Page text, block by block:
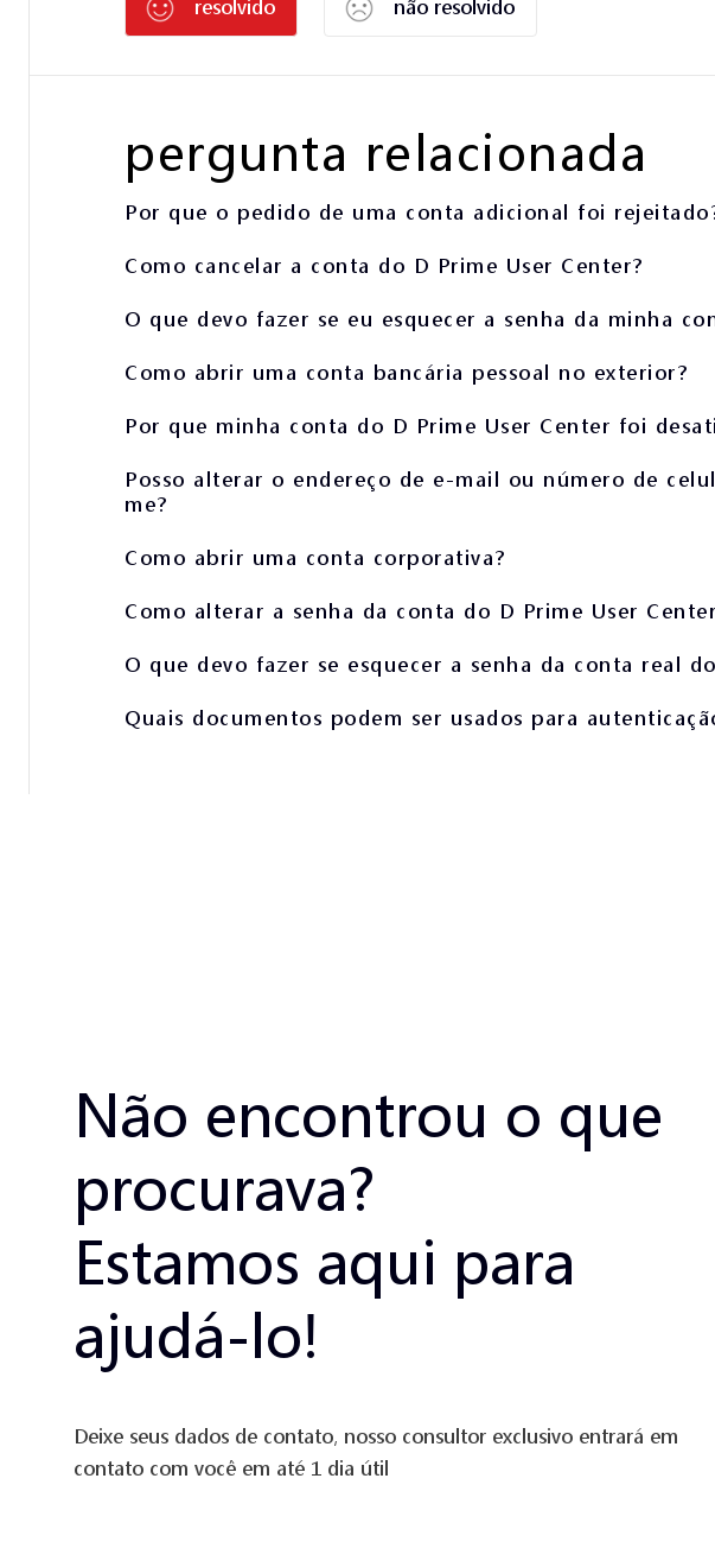
resolvido não resolvido
pergunta relacionada
Por que o pedido de uma conta adicional foi
Como cancelar a conta do D Prime User Center?
O que devo fazer se eu esquecer a senha da minha
Como abrir uma conta bancária pessoal no exterior?
Por que minha conta do D Prime User Center foi
Posso alterar o endereço de e-mail ou número de
me?
Como abrir uma conta corporativa?
Como alterar a senha da conta do D Prime User
O que devo fazer se esquecer a senha da conta real
Quais documentos podem ser usados para
Não encontrou o que
procurava?
Estamos aqui para
ajudá-lo!
Deixe seus dados de contato, nosso consultor exclusivo entrará em
contato com você em até 1 dia útil